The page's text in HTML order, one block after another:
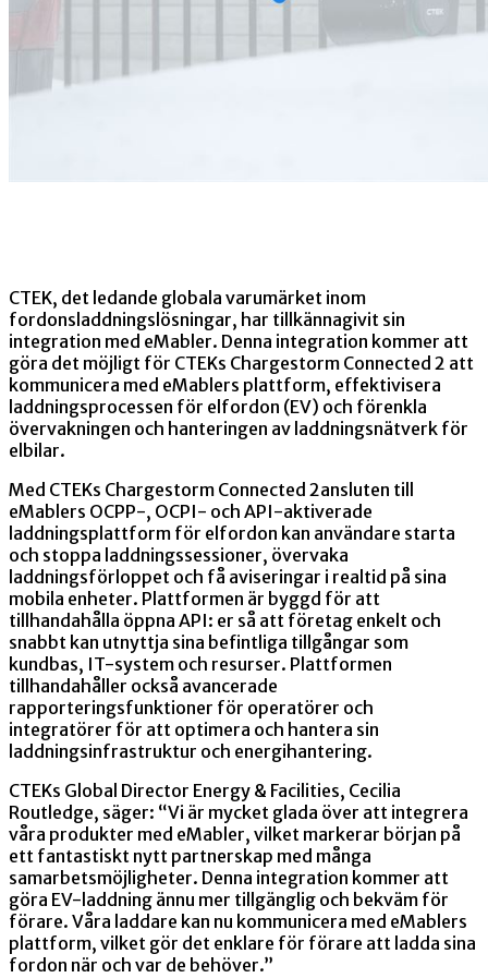
CTEK, det ledande globala varumärket inom
fordonsladdningslösningar, har tillkännagivit sin
integration med eMabler. Denna integration kommer att
göra det möjligt för CTEKs Chargestorm Connected 2 att
kommunicera med eMablers plattform, effektivisera
laddningsprocessen för elfordon (EV) och förenkla
övervakningen och hanteringen av laddningsnätverk för
elbilar.
Med CTEKs Chargestorm Connected 2ansluten till
eMablers OCPP-, OCPI- och API-aktiverade
laddningsplattform för elfordon kan användare starta
och stoppa laddningssessioner, övervaka
laddningsförloppet och få aviseringar i realtid på sina
mobila enheter. Plattformen är byggd för att
tillhandahålla öppna API: er så att företag enkelt och
snabbt kan utnyttja sina befintliga tillgångar som
kundbas, IT-system och resurser. Plattformen
tillhandahåller också avancerade
rapporteringsfunktioner för operatörer och
integratörer för att optimera och hantera sin
laddningsinfrastruktur och energihantering.
CTEKs Global Director Energy & Facilities, Cecilia
Routledge, säger: “Vi är mycket glada över att integrera
våra produkter med eMabler, vilket markerar början på
ett fantastiskt nytt partnerskap med många
samarbetsmöjligheter. Denna integration kommer att
göra EV-laddning ännu mer tillgänglig och bekväm för
förare. Våra laddare kan nu kommunicera med eMablers
plattform, vilket gör det enklare för förare att ladda sina
fordon när och var de behöver.”